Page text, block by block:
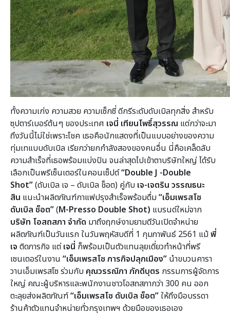
ทั้งความเก่ง ความสวย ความเซ็กซี่ ดีกรีระดับดับเบิลทุกสิ่ง สำหรับ
ซุปตาร์เบอร์ต้นๆ ของประเทศ เจนี่ เทียนโพธิ์สุวรรณ แต่กว่าจะมา
ถึงวันนี้ไม่ใช่เพราะโชค เธอคือนักแสดงที่เป็นแบบอย่างของความ
ทุ่มเทแบบดับเบิล เรียกว่ายกกำลังสองของคนอื่น นี่คือเคล็ดลับ
ความสำเร็จที่เธอพร้อมแบ่งปัน จนล่าสุดไปเข้าตาบริษัทใหญ่ ได้รับ
เลือกเป็นพรีเซ็นเตอร์ในคอนเซ็ปต์“Double J -Double
Shot”(ดับเบิล เจ – ดับเบิล ช็อต) คู่กับ เจ-เจตริน วรรณธนะ
สิน แนะนำผลิตภัณฑ์กาแฟปรุงสำเร็จพร้อมดื่ม“เอ็มเพรสโซ
ดับเบิล ช็อต”(M-Presso Double Shot) แบรนด์ใหม่จาก
บริษัท โอสถสภา จำกัด มาถึงฤกษ์งามยามดีวันเปิดจำหน่าย
ผลิตภัณฑ์เป็นวันแรก ในวันพฤหัสบดีที่ 1 กุมภาพันธ์ 2561 แม้พี่
เจ ติดภารกิจ แต่เจนี่ ก็พร้อมเป็นตัวแทนลุยเดี่ยวทำหน้าที่พรี
เซนเตอร์ในงาน “เอ็มเพรสโซ ภารกิจปลุกเมือง” นำขบวนคารา
วานเอ็มเพรสโซ ร่วมกับ คุณวรรณิภา ภักดีบุตร กรรมการผู้จัดการ
ใหญ่ คณะผู้บริหารและพนักงานชาวโอสถสภากว่า 300 คน ออก
ตะลุยส่งผลิตภัณฑ์“เอ็มเพรสโซ ดับเบิล ช็อต”ให้ถึงมือบรรดา
ร้านค้าตัวแทนจำหน่ายทั่วกรุงเทพฯ ด้วยมือของเธอเอง